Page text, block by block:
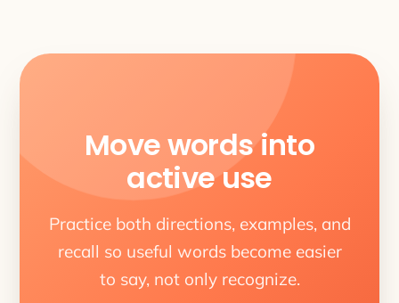
Move words into
active use
Practice both directions, examples, and
recall so useful words become easier
to say, not only recognize.